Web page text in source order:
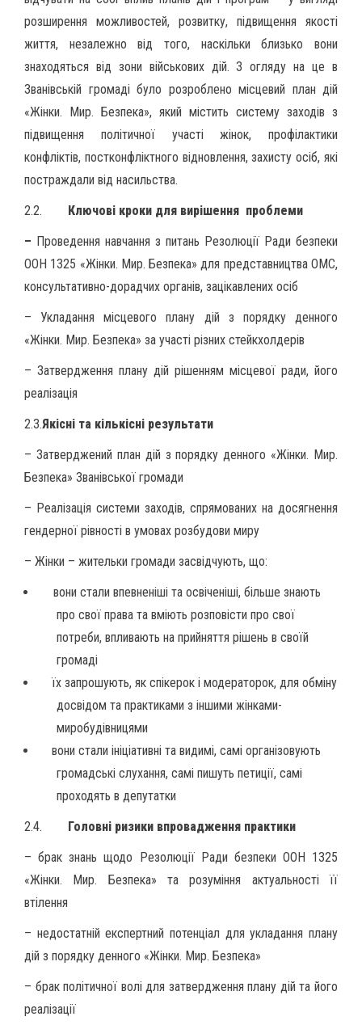
розширення можливостей, розвитку, підвищення якості
життя, незалежно від того, наскільки близько вони
знаходяться від зони військових дій. З огляду на це в
Званівській громаді було розроблено місцевий план дій
«Жінки. Мир. Безпека», який містить систему заходів з
підвищення політичної участі жінок, профілактики
конфліктів, постконфліктного відновлення, захисту осіб, які
постраждали від насильства.
2.2.
Ключові кроки для вирішення проблеми
– Проведення навчання з питань Резолюції Ради безпеки
ООН 1325 «Жінки. Мир. Безпека» для представництва ОМС,
консультативно-дорадчих органів, зацікавлених осіб
– Укладання місцевого плану дій з порядку денного
«Жінки. Мир. Безпека» за участі різних стейкхолдерів
– Затвердження плану дій рішенням місцевої ради, його
реалізація
2.3.Якісні та кількісні результати
– Затверджений план дій з порядку денного «Жінки. Мир.
Безпека» Званівської громади
– Реалізація системи заходів, спрямованих на досягнення
гендерної рівності в умовах розбудови миру
– Жінки – жительки громади засвідчують, що:
вони стали впевненіші та освіченіші, більше знають
про свої права та вміють розповісти про свої
потреби, впливають на прийняття рішень в своїй
громаді
їх запрошують, як спікерок і модераторок, для обміну
досвідом та практиками з іншими жінками-
миробудівницями
вони стали ініціативні та видимі, самі організовують
громадські слухання, самі пишуть петиції, самі
проходять в депутатки
2.4.
Головні ризики впровадження практики
– брак знань щодо Резолюції Ради безпеки ООН 1325
«Жінки. Мир. Безпека» та розуміння актуальності її
втілення
– недостатній експертний потенціал для укладання плану
дій з порядку денного «Жінки. Мир. Безпека»
– брак політичної волі для затвердження плану дій та його
реалізації